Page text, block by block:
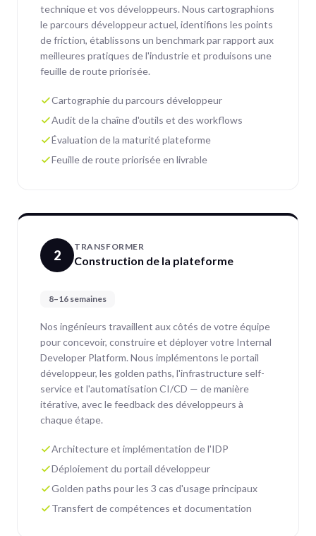
technique et vos développeurs. Nous cartographions
le parcours développeur actuel, identifions les points
de friction, établissons un benchmark par rapport aux
meilleures pratiques de l'industrie et produisons une
feuille de route priorisée.
Cartographie du parcours développeur
Audit de la chaîne d'outils et des workflows
Évaluation de la maturité plateforme
Feuille de route priorisée en livrable
2
TRANSFORMER
Construction de la plateforme
8–16 semaines
Nos ingénieurs travaillent aux côtés de votre équipe
pour concevoir, construire et déployer votre Internal
Developer Platform. Nous implémentons le portail
développeur, les golden paths, l'infrastructure self-
service et l'automatisation CI/CD — de manière
itérative, avec le feedback des développeurs à
chaque étape.
Architecture et implémentation de l'IDP
Déploiement du portail développeur
Golden paths pour les 3 cas d'usage principaux
Transfert de compétences et documentation